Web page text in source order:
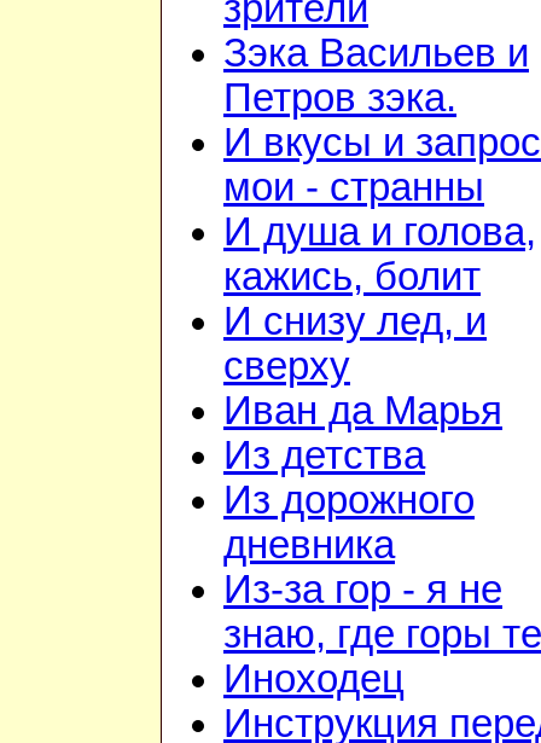
зрители
Зэка Васильев и
Петров зэка.
И вкусы и
мои - странны
И душа и голова,
кажись, болит
И снизу лед, и
сверху
Иван да Марья
Из детства
Из дорожного
дневника
Из-за гор - я не
знаю, где горы те
Иноходец
Инструкция